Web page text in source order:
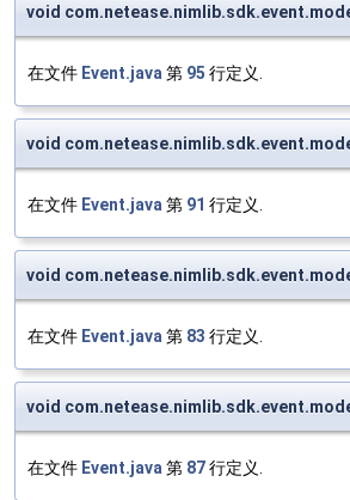
void
在文件 Event.java 第 95 行定义.
void
在文件 Event.java 第 91 行定义.
void
在文件 Event.java 第 83 行定义.
void
在文件 Event.java 第 87行定义.